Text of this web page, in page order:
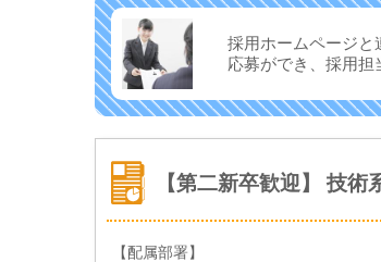
採用ホームページと
応募ができ、 採用担
【第二新卒歓迎】 技
【配属部署】